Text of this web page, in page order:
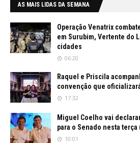
AS MAIS LIDAS DA SEMANA
Operação Venatrix
em Surubim, Vertente do
cidades
06:20
Raquel e Priscila
convenção que
17:32
Miguel Coelho vai
para o Senado nesta terça
10:01